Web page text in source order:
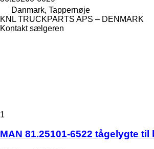
Danmark, Tappernøje
KNL TRUCKPARTS APS – DENMARK
Kontakt sælgeren
1
MAN 81.25101-6522 tågelygte til